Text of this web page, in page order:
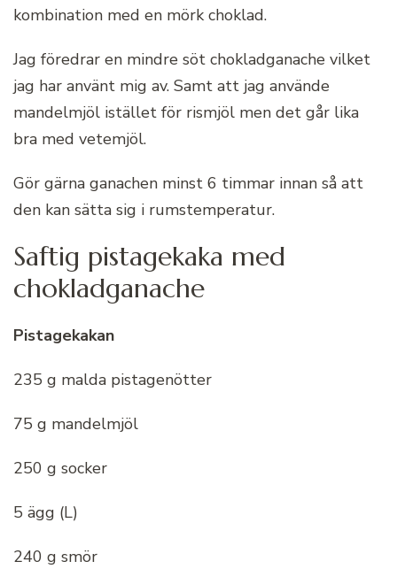
kombination med en mörk choklad.
Jag föredrar en mindre söt chokladganache vilket
jag har använt mig av. Samt att jag använde
mandelmjöl istället för rismjöl men det går lika
bra med vetemjöl.
Gör gärna ganachen minst 6 timmar innan så att
den kan sätta sig i rumstemperatur.
Saftig pistagekaka med
chokladganache
Pistagekakan
235 g malda pistagenötter
75 g mandelmjöl
250 g socker
5 ägg (L)
240 g smör